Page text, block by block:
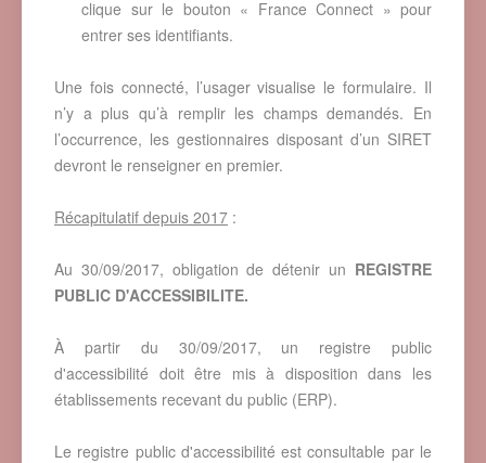
clique sur le bouton « France Connect » pour
entrer ses identifiants.
Une fois connecté, l’usager visualise le formulaire. Il
n’y a plus qu’à remplir les champs demandés. En
l’occurrence, les gestionnaires disposant d’un SIRET
devront le renseigner en premier.
Récapitulatif depuis 2017 :
Au 30/09/2017, obligation de détenir un REGISTRE
PUBLIC D'ACCESSIBILITE.
À partir du 30/09/2017, un registre public
d'accessibilité doit être mis à disposition dans les
établissements recevant du public (ERP).
Le registre public d'accessibilité est consultable par le